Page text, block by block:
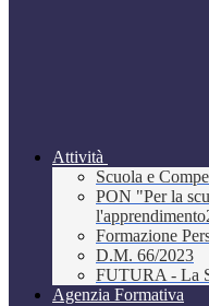
Attività
Scuola e
PON "Per la
Formazione
D.M. 66/2023
FUTURA - La
Agenzia Formativa